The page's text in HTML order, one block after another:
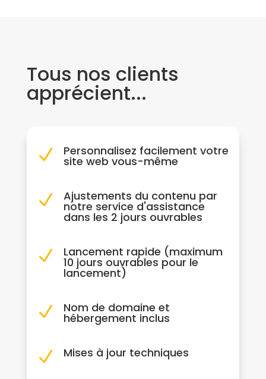
Tous nos clients
apprécient...
N Personnalisez facilement votre
site web vous-même
N Ajustements du contenu par
notre service d'assistance
dans les 2 jours ouvrables
N Lancement rapide (maximum
10 jours ouvrables pour le
lancement)
N Nom de domaine et
hébergement inclus
N Mises à jour techniques